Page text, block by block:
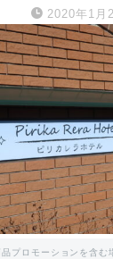
2020年1月
プロモーションを含む